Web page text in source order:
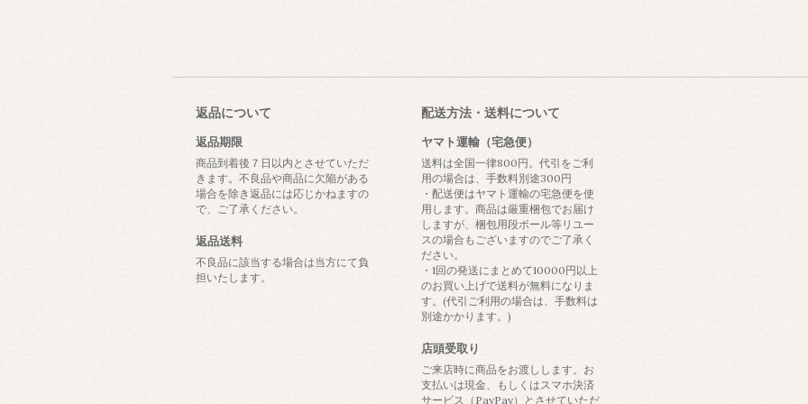
返品について
返品期限
商品到着後７日以内とさせていただ
きます。不良品や商品に欠陥がある
場合を除き返品には応じかねますの
で、ご了承ください。
返品送料
不良品に該当する場合は当方にて負
担いたします。
配送方法・送料について
ヤマト運輸（宅急便）
送料は全国一律800円。代引をご利
用の場合は、手数料別途300円
・配送便はヤマト運輸の宅急便を使
用します。商品は厳重梱包でお届け
しますが、梱包用段ボール等リユー
スの場合もございますのでご了承く
ださい。
・1回の発送にまとめて10000円以上
のお買い上げで送料が無料になりま
す。(代引ご利用の場合は、手数料は
別途かかります。)
店頭受取り
ご来店時に商品をお渡しします。お
支払いは現金、もしくはスマホ決済
サービス（PayPay）とさせていただ